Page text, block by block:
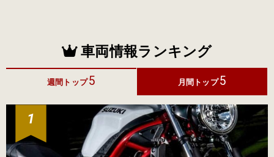
車両情報ランキング
週間トップ5 月間トップ 5